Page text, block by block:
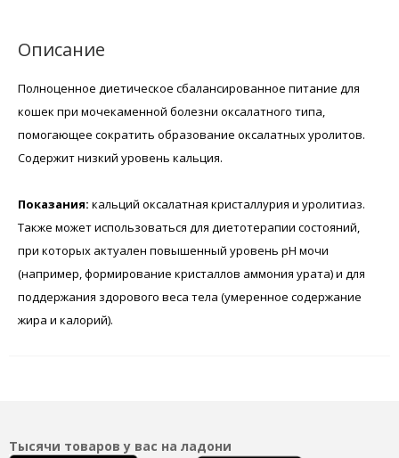
Описание
Полноценное диетическое сбалансированное питание для
кошек при мочекаменной болезни оксалатного типа,
помогающее сократить образование оксалатных уролитов.
Содержит низкий уровень кальция.
Показания: кальций оксалатная кристаллурия и уролитиаз.
Также может использоваться для диетотерапии состояний,
при которых актуален повышенный уровень pH мочи
(например, формирование кристаллов аммония урата) и для
поддержания здорового веса тела (умеренное содержание
жира и калорий).
Тысячи товаров у вас на ладони